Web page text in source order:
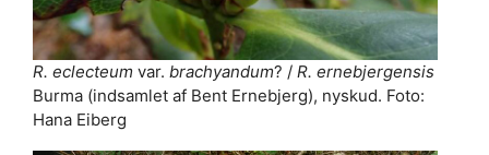
R. eclecteum var. brachyandum? / R. ernebjergensis
Burma (indsamlet af Bent Ernebjerg), nyskud. Foto:
Hana Eiberg